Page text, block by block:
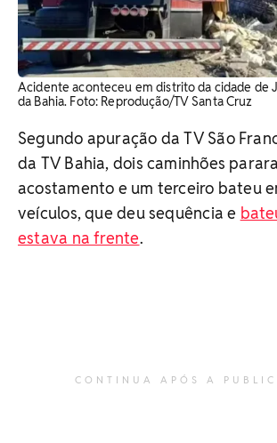
Acidente aconteceu em distrito da cidade de
da Bahia. Foto: Reprodução/TV Santa Cruz
Segundo apuração da TV São
da TV Bahia, dois caminhões
acostamento e um terceiro bateu
veículos, que deu sequência e
estava na frente.
CONTINUA APÓS A